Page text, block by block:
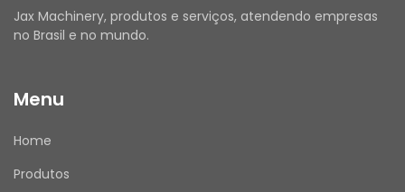
As fotos do anúncio são reais da peça.
Atenção: Recomendamos que a instalação e
orientações do fabricante.
Jax Machinery, produtos e serviços, atendendo empresas
no Brasil e no mundo.
Menu
Home
Produtos